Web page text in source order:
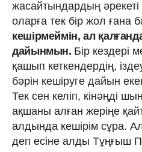
жасайтындардың
оларға тек бір жол ғана
кешірмеймін, ал
дайынмын. Бір кездері
қашып кеткендердің,
бәрін кешіруге дайын
Тек сен келіп, кінәңді
ақшаны алған жеріңе
алдында кешірім сұра. Ал
деп есіне алды Тұңғыш